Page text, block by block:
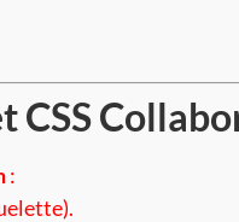
CSS
: